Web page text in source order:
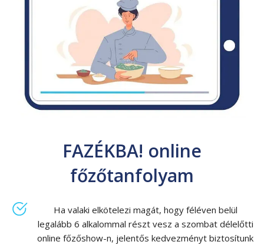
FAZÉKBA! online
főzőtanfolyam
Ha valaki elkötelezi magát, hogy féléven belül
legalább 6 alkalommal részt vesz a szombat délelőtti
online főzőshow-n, jelentős kedvezményt biztosítunk